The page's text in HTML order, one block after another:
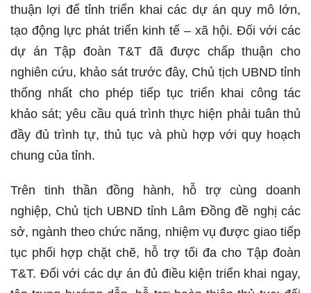
thuận lợi để tỉnh triển khai các dự án quy mô lớn,
tạo động lực phát triển kinh tế – xã hội. Đối với các
dự án Tập đoàn T&T đã được chấp thuận cho
nghiên cứu, khảo sát trước đây, Chủ tịch UBND tỉnh
thống nhất cho phép tiếp tục triển khai công tác
khảo sát; yêu cầu quá trình thực hiện phải tuân thủ
đầy đủ trình tự, thủ tục và phù hợp với quy hoạch
chung của tỉnh.
Trên tinh thần đồng hành, hỗ trợ cùng doanh
nghiệp, Chủ tịch UBND tỉnh Lâm Đồng đề nghị các
sở, ngành theo chức năng, nhiệm vụ được giao tiếp
tục phối hợp chặt chẽ, hỗ trợ tối đa cho Tập đoàn
T&T. Đối với các dự án đủ điều kiện triển khai ngay,